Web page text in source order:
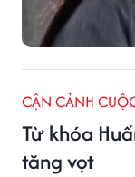
CẬN CẢNH
Từ khóa
tăng vọt